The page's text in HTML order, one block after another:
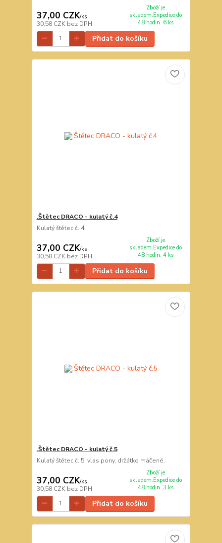
37,00 CZK/ks
30,58 CZK bez DPH
Zboží je
skladem.Expedice do
48 hodin. 6 ks
Přidat do košíku
.Štětec DRACO - kulatý č.4
Kulatý štětec č. 4.
37,00 CZK/ks
30,58 CZK bez DPH
Zboží je
skladem.Expedice do
48 hodin. 4 ks
Přidat do košíku
.Štětec DRACO - kulatý č.5
Kulatý štětec č. 5, vlas pony, držátko máčené.
37,00 CZK/ks
30,58 CZK bez DPH
Zboží je
skladem.Expedice do
48 hodin. 3 ks
Přidat do košíku